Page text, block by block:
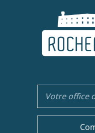
Votre office